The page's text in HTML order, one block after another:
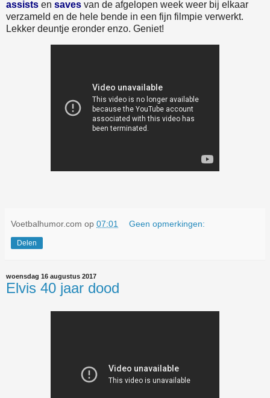
assists en saves van de afgelopen week weer bij elkaar
verzameld en de hele bende in een fijn filmpie verwerkt.
Lekker deuntje eronder enzo. Geniet!
Voetbalhumor.com op 07:01 Geen opmerkingen:
Delen
woensdag 16 augustus 2017
Elvis 40 jaar dood